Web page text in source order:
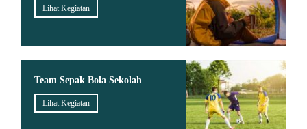
Lihat Kegiatan
Team Sepak Bola Sekolah
Lihat Kegiatan